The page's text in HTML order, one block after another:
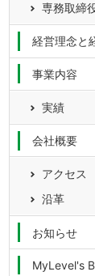
専務取締
経営理念と
事業内容
実績
会社概要
アクセス
沿革
お知らせ
MyLevel's